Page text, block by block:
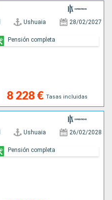
Ushuaia 28/02/2027
8 228 € Tasas incluidas
Pensión completa
Ushuaia 26/02/2028
Pensión completa